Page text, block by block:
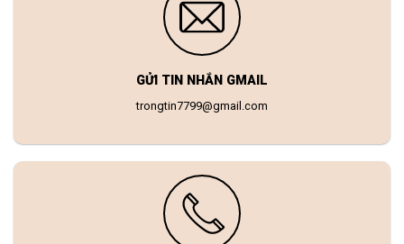
GỬI TIN NHẮN GMAIL
trongtin7799@gmail.com